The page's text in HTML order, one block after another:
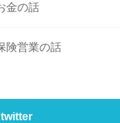
金の話
険営業の話
twitter